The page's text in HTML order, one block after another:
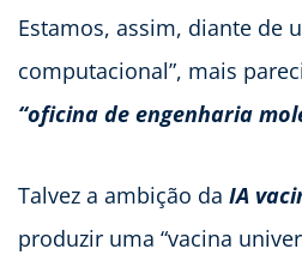
Estamos, assim, diante de
computacional”, mais
“oficina de engenharia
Talvez a ambição da IA
produzir uma “vacina